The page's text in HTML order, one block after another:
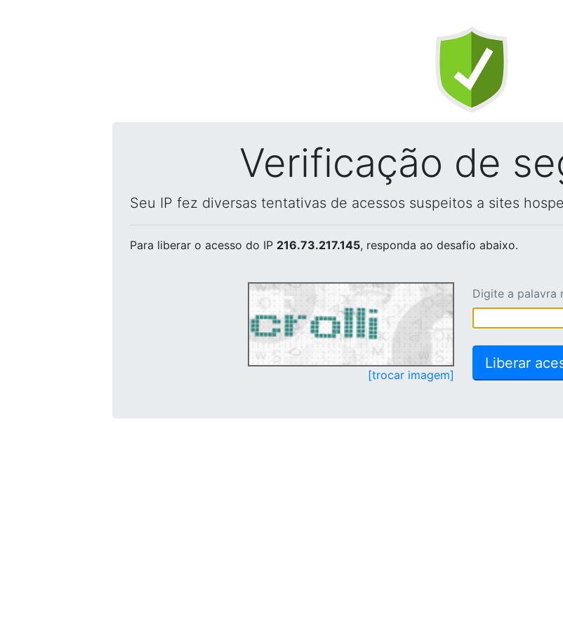
Verificação de
Seu IP fez diversas tentativas de acessos suspeitos a sites
Para liberar o acesso do IP 216.73.217.145, responda ao desafio abaixo.
[trocar imagem]
Digite a palavra